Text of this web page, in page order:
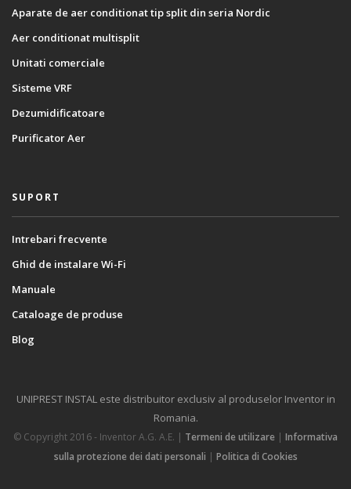
Aparate de aer conditionat tip split din seria Nordic
Aer conditionat multisplit
Unitati comerciale
Sisteme VRF
Dezumidificatoare
Purificator Aer
SUPORT
Intrebari frecvente
Ghid de instalare Wi-Fi
Manuale
Cataloage de produse
Blog
UNIPREST INSTAL este distribuitor exclusiv al produselor Inventor in
Romania.
© Copyright 2016 - Inventor A.G. Α.Ε. | Termeni de utilizare | Informativa
sulla protezione dei dati personali | Politica di Cookies